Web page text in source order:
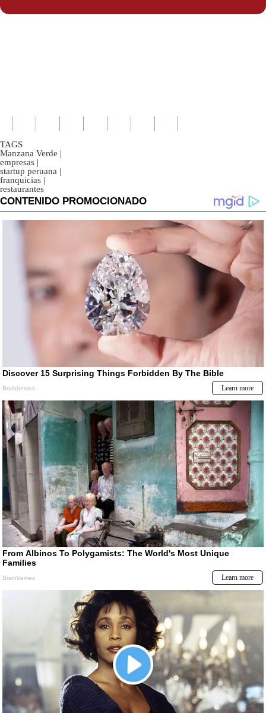
TAGS
Manzana Verde |
empresas |
startup peruana |
franquicias |
restaurantes